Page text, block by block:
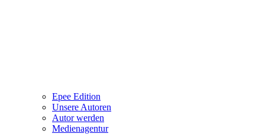
Epee Edition
Unsere Autoren
Autor werden
Medienagentur